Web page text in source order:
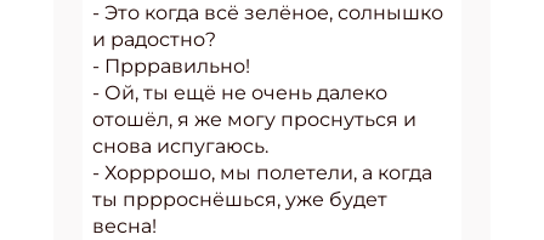
- Это когда всё зелёное, солнышко
и радостно?
- Пррравильно!
- Ой, ты ещё не очень далеко
отошёл, я же могу проснуться и
снова испугаюсь.
- Хорррошо, мы полетели, а когда
ты пррроснёшься, уже будет
весна!